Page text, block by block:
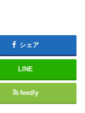
シェア
LINE
feedly